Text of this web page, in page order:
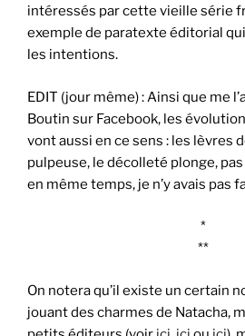
intéressés par cette vieille série
exemple de paratexte éditorial
les intentions.
EDIT (jour même) : Ainsi que me
Boutin sur Facebook, les
vont aussi en ce sens : les lèvres
pulpeuse, le décolleté plonge,
en même temps, je n’y avais pas
*
**
On notera qu’il existe un certain
jouant des charmes de Natacha,